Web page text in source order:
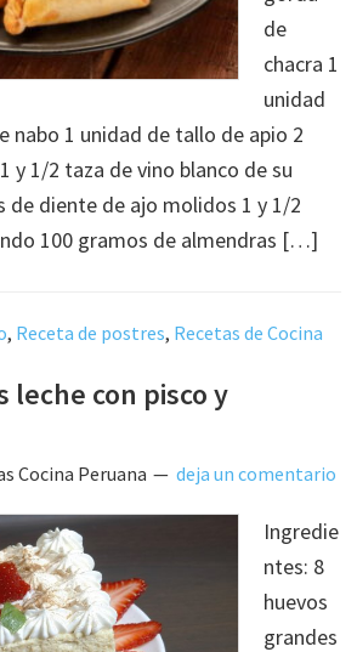
de
chacra 1
unidad
nabo 1 unidad de tallo de apio 2
y 1/2 taza de vino blanco de su
de diente de ajo molidos 1 y 1/2
100 gramos de almendras […]
, Receta de postres, Recetas de Cocina
leche con pisco y
Cocina Peruana deja un comentario
Ingredie
ntes: 8
huevos
grandes